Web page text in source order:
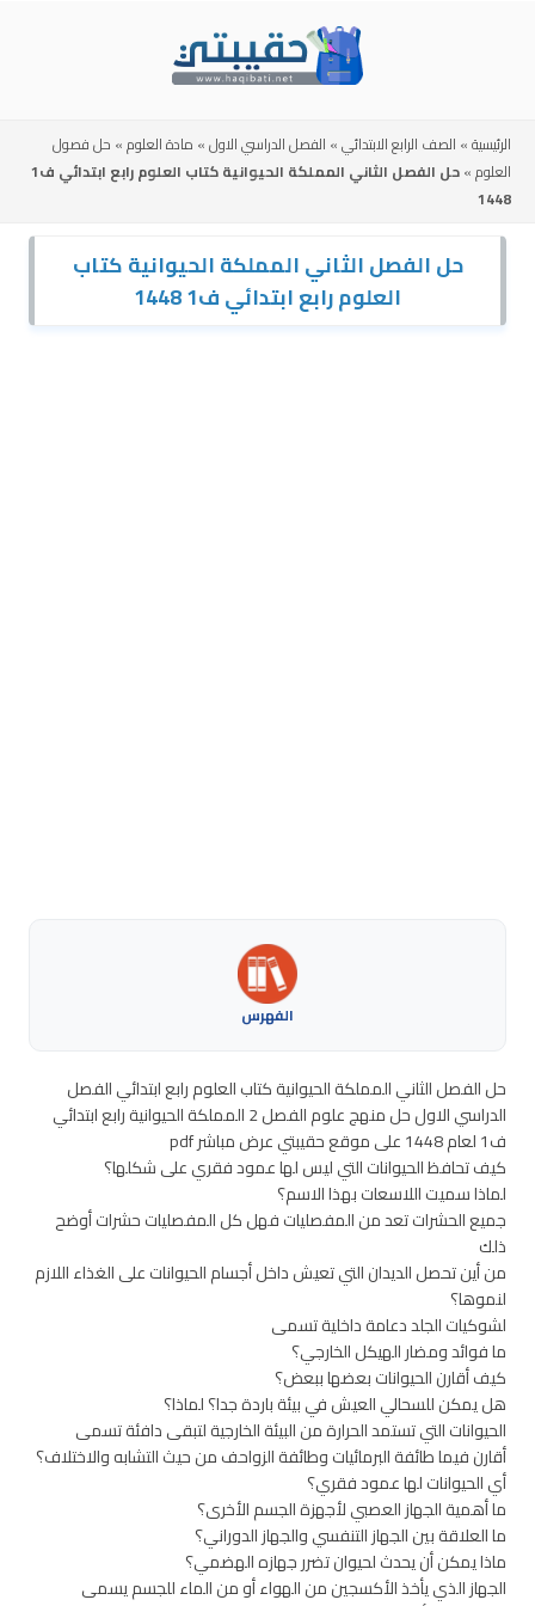
الرئيسية» الصف الرابع الابتدائي» الفصل الدراسي الاول» مادة العلوم» حل فصول
العلوم»
حل الفصل الثاني المملكة الحيوانية كتاب العلوم رابع ابتدائي ف1
1448
حل الفصل الثاني المملكة الحيوانية كتاب
العلوم رابع ابتدائي ف1 1448
الفهرس
حل الفصل الثاني المملكة الحيوانية كتاب العلوم رابع ابتدائي الفصل
الدراسي الاول حل منهج علوم الفصل 2 المملكة الحيوانية رابع ابتدائي
ف1 لعام 1448 على موقع حقيبتي عرض مباشر pdf
كيف تحافظ الحيوانات التي ليس لها عمود فقري على شكلها؟
لماذا سميت اللاسعات بهذا الاسم؟
جميع الحشرات تعد من المفصليات فهل كل المفصليات حشرات أوضح
ذلك
من أين تحصل الديدان التي تعيش داخل أجسام الحيوانات على الغذاء اللازم
لنموها؟
لشوكيات الجلد دعامة داخلية تسمى
ما فوائد ومضار الهيكل الخارجي؟
كيف أقارن الحيوانات بعضها ببعض؟
هل يمكن للسحالي العيش في بيئة باردة جدا؟ لماذا؟
الحيوانات التي تستمد الحرارة من البيئة الخارجية لتبقى دافئة تسمى
أقارن فيما طائفة البرمائيات وطائفة الزواحف من حيث التشابه والاختلاف؟
أي الحيوانات لها عمود فقري؟
ما أهمية الجهاز العصبي لأجهزة الجسم الأخرى؟
ما العلاقة بين الجهاز التنفسي والجهاز الدوراني؟
ماذا يمكن أن يحدث لحيوان تضرر جهازه الهضمي؟
الجهاز الذي يأخذ الأكسجين من الهواء أو من الماء للجسم يسمى